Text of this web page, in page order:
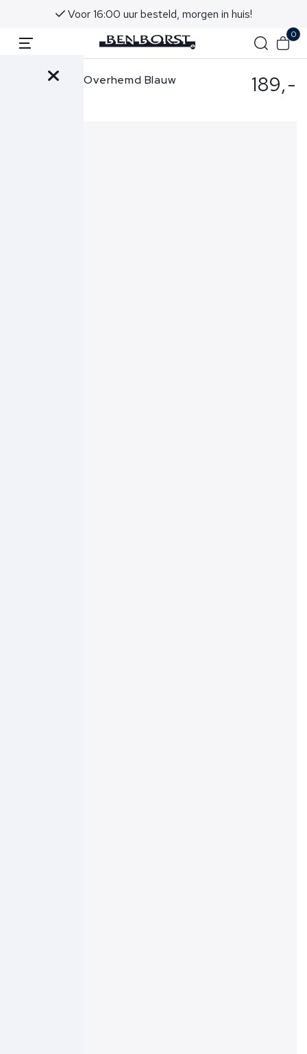
Voor 16:00 uur besteld, morgen in huis!
0
Ralph Lauren Overhemd Blauw 189,-